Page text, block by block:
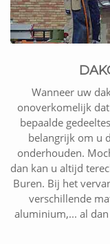
Wanneer uw
onoverkomelijk
bepaalde
belangrijk om u
onderhouden.
dan kan u altijd
Buren. Bij het
verschillende
aluminium,... al